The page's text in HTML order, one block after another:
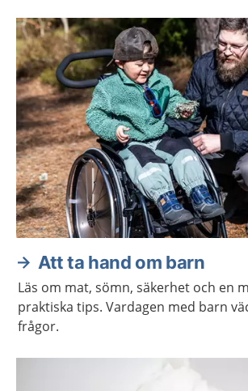
Att ta hand om barn
Läs om mat, sömn, säkerhet och en
praktiska tips. Vardagen med barn
frågor.